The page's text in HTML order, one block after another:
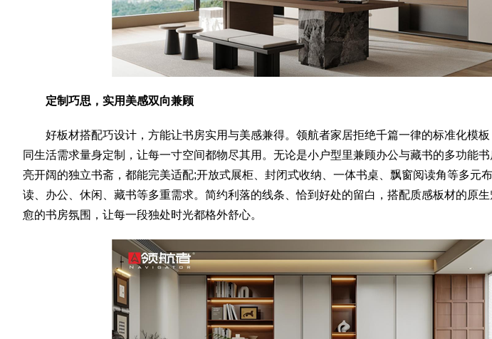
定制巧思，实用美感双向兼顾
好板材搭配巧设计，方能让书房实用与美感兼得。领航者家居拒绝千篇一律的标准化模
同生活需求量身定制，让每一寸空间都物尽其用。无论是小户型里兼顾办公与藏书的多功能
亮开阔的独立书斋，都能完美适配;开放式展柜、封闭式收纳、一体书桌、飘窗阅读角等多元
读、办公、休闲、藏书等多重需求。简约利落的线条、恰到好处的留白，搭配质感板材的原
愈的书房氛围，让每一段独处时光都格外舒心。